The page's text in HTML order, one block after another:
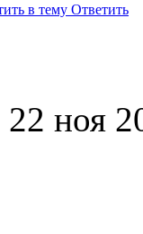
Ответить
22 ноя